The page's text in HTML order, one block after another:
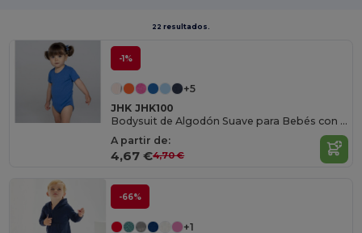
22 resultados.
-1%
+5
JHK JHK100
Bodysuit de Algodón Suave para Bebés con Broches
A partir de:
4,67 €4,70 €
-66%
+1